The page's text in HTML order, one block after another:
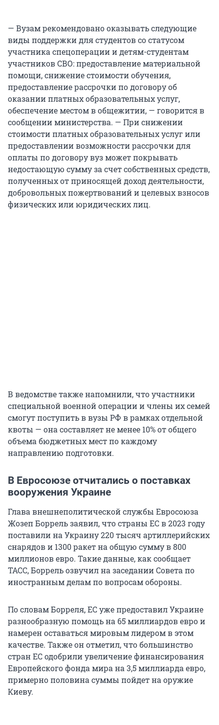
— Вузам рекомендовано оказывать следующие
виды поддержки для студентов со статусом
участника спецоперации и детям-студентам
участников СВО: предоставление материальной
помощи, снижение стоимости обучения,
предоставление рассрочки по договору об
оказании платных образовательных услуг,
обеспечение местом в общежитии, — говорится в
сообщении министерства. — При снижении
стоимости платных образовательных услуг или
предоставлении возможности рассрочки для
оплаты по договору вуз может покрывать
недостающую сумму за счет собственных средств,
полученных от приносящей доход деятельности,
добровольных пожертвований и целевых взносов
физических или юридических лиц.
В ведомстве также напомнили, что участники
специальной военной операции и члены их семей
смогут поступить в вузы РФ в рамках отдельной
квоты — она составляет не менее 10% от общего
объема бюджетных мест по каждому
направлению подготовки.
В Евросоюзе отчитались о поставках
вооружения Украине
Глава внешнеполитической службы Евросоюза
Жозеп Боррель заявил, что страны ЕС в 2023 году
поставили на Украину 220 тысяч артиллерийских
снарядов и 1300 ракет на общую сумму в 800
миллионов евро. Такие данные, как сообщает
ТАСС, Боррель озвучил на заседании Совета по
иностранным делам по вопросам обороны.
По словам Борреля, ЕС уже предоставил Украине
разнообразную помощь на 65 миллиардов евро и
намерен оставаться мировым лидером в этом
качестве. Также он отметил, что большинство
стран ЕС одобрили увеличение финансирования
Европейского фонда мира на 3,5 миллиарда евро,
примерно половина суммы пойдет на оружие
Киеву.